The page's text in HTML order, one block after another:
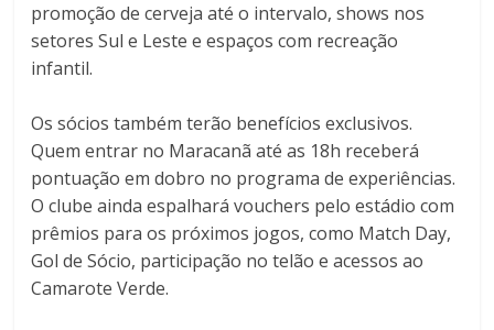
promoção de cerveja até o intervalo, shows nos
setores Sul e Leste e espaços com recreação
infantil.
Os sócios também terão benefícios exclusivos.
Quem entrar no Maracanã até as 18h receberá
pontuação em dobro no programa de experiências.
O clube ainda espalhará vouchers pelo estádio com
prêmios para os próximos jogos, como Match Day,
Gol de Sócio, participação no telão e acessos ao
Camarote Verde.